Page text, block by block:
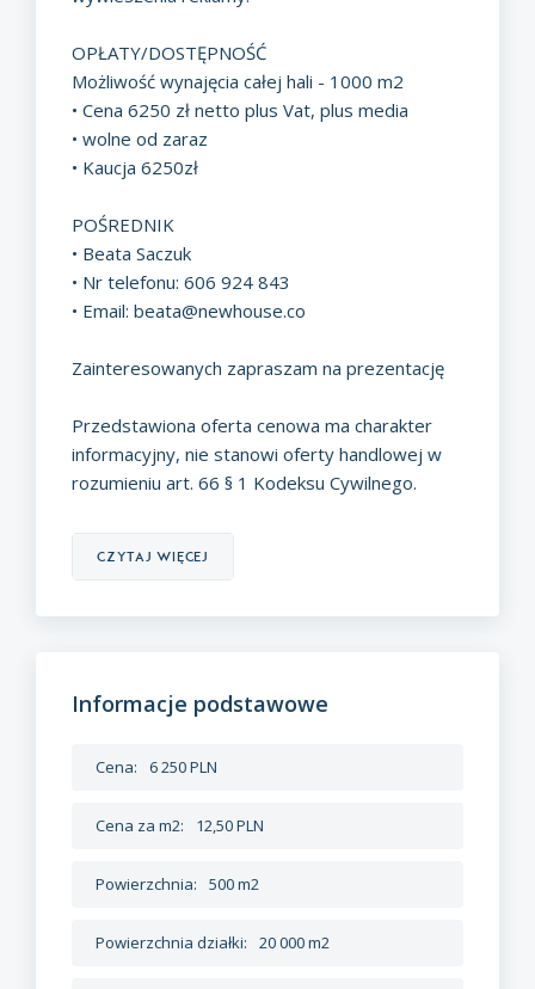
OPŁATY/DOSTĘPNOŚĆ
Możliwość wynajęcia całej hali - 1000 m2
• Cena 6250 zł netto plus Vat, plus media
• wolne od zaraz
• Kaucja 6250zł
POŚREDNIK
• Beata Saczuk
• Nr telefonu: 606 924 843
• Email: beata@newhouse.co
Zainteresowanych zapraszam na prezentację
Przedstawiona oferta cenowa ma charakter
informacyjny, nie stanowi oferty handlowej w
rozumieniu art. 66 § 1 Kodeksu Cywilnego.
czytaj więcej
Informacje podstawowe
Cena: 6 250 PLN
Cena za m2: 12,50 PLN
Powierzchnia: 500 m2
Powierzchnia działki: 20 000 m2